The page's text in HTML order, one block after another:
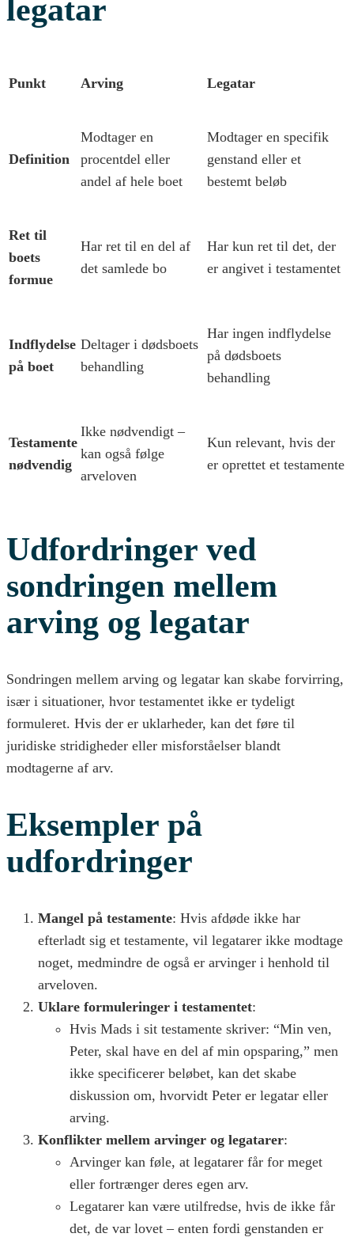
legatar
Punkt Arving Legatar
Definition
Modtager en
procentdel eller
andel af hele boet
Modtager en specifik
genstand eller et
bestemt beløb
Ret til
boets
formue
Har ret til en del af
det samlede bo
Har kun ret til det, der
er angivet i testamentet
Indflydelse
på boet
Deltager i dødsboets
behandling
Har ingen indflydelse
på dødsboets
behandling
Testamente
nødvendig
Ikke nødvendigt –
kan også følge
arveloven
Kun relevant, hvis der
er oprettet et testamente
Udfordringer ved
sondringen mellem
arving og legatar
Sondringen mellem arving og legatar kan skabe forvirring,
især i situationer, hvor testamentet ikke er tydeligt
formuleret. Hvis der er uklarheder, kan det føre til
juridiske stridigheder eller misforståelser blandt
modtagerne af arv.
Eksempler på
udfordringer
Mangel på testamente: Hvis afdøde ikke har
efterladt sig et testamente, vil legatarer ikke modtage
noget, medmindre de også er arvinger i henhold til
arveloven.
Uklare formuleringer i testamentet:
Hvis Mads i sit testamente skriver: “Min ven,
Peter, skal have en del af min opsparing,” men
ikke specificerer beløbet, kan det skabe
diskussion om, hvorvidt Peter er legatar eller
arving.
Konflikter mellem arvinger og legatarer:
Arvinger kan føle, at legatarer får for meget
eller fortrænger deres egen arv.
Legatarer kan være utilfredse, hvis de ikke får
det, de var lovet – enten fordi genstanden er